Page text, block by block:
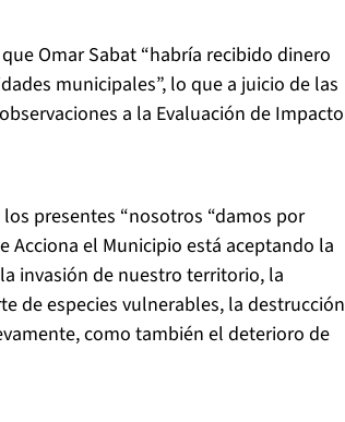
Omar Sabat “habría recibido dinero
municipales”, lo que a juicio de las
a la Evaluación de Impacto
presentes “nosotros “damos por
el Municipio está aceptando la
invasión de nuestro territorio, la
de especies vulnerables, la destrucción
como también el deterioro de